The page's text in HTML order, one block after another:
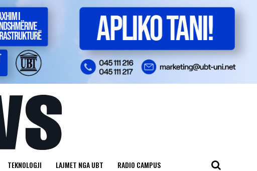
TEKNOLOGJI LAJMET NGA UBT RADIO CAMPUS